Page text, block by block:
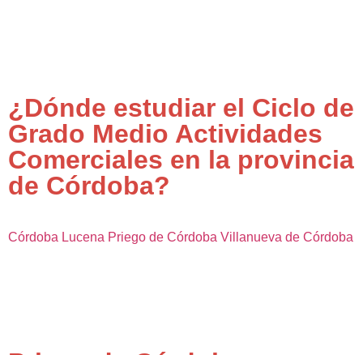
¿Dónde estudiar el Ciclo de
Grado Medio Actividades
Comerciales en la provincia
de Córdoba?
Córdoba Lucena Priego de Córdoba Villanueva de Córdoba